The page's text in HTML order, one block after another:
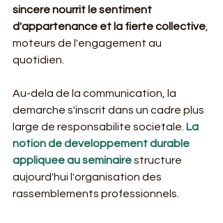
sincere nourrit le sentiment
d'appartenance et la fierte collective,
moteurs de l'engagement au
quotidien.
Au-dela de la communication, la
demarche s'inscrit dans un cadre plus
large de responsabilite societale. La
notion de developpement durable
appliquee au seminaire structure
aujourd'hui l'organisation des
rassemblements professionnels.